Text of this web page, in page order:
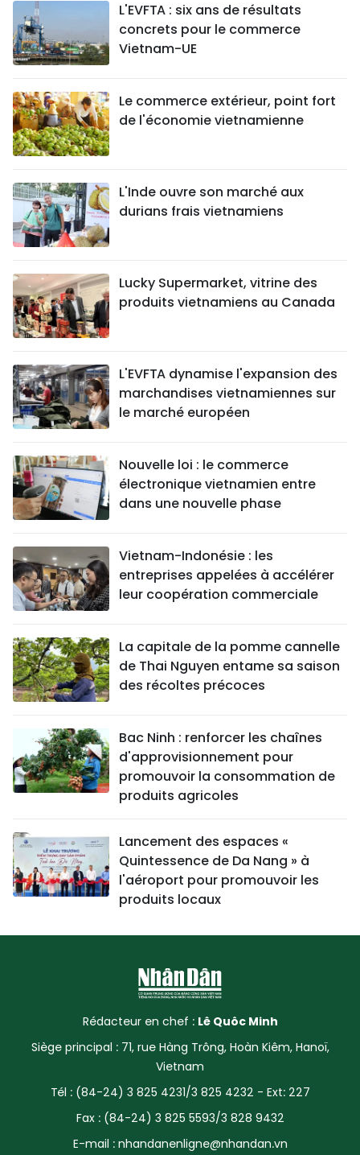
L'EVFTA : six ans de résultats
concrets pour le commerce
Vietnam-UE
Le commerce extérieur, point fort
de l'économie vietnamienne
L'Inde ouvre son marché aux
durians frais vietnamiens
Lucky Supermarket, vitrine des
produits vietnamiens au Canada
L'EVFTA dynamise l'expansion des
marchandises vietnamiennes sur
le marché européen
Nouvelle loi : le commerce
électronique vietnamien entre
dans une nouvelle phase
Vietnam-Indonésie : les
entreprises appelées à accélérer
leur coopération commerciale
La capitale de la pomme cannelle
de Thai Nguyen entame sa saison
des récoltes précoces
Bac Ninh : renforcer les chaînes
d'approvisionnement pour
promouvoir la consommation de
produits agricoles
Lancement des espaces «
Quintessence de Da Nang » à
l'aéroport pour promouvoir les
produits locaux
Rédacteur en chef : Lê Quôc Minh
Siège principal : 71, rue Hàng Trông, Hoàn Kiêm, Hanoï,
Vietnam
Tél : (84-24) 3 825 4231/3 825 4232 - Ext: 227
Fax : (84-24) 3 825 5593/3 828 9432
E-mail : nhandanenligne@nhandan.vn